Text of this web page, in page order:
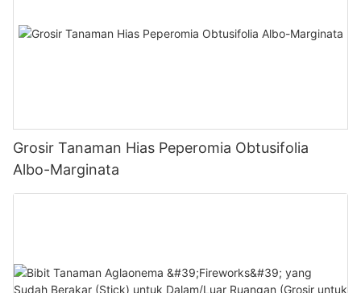
Grosir Tanaman Hias Peperomia Obtusifolia
Albo-Marginata